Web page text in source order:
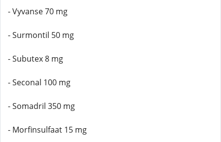
- Vyvanse 70 mg
- Surmontil 50 mg
- Subutex 8 mg
- Seconal 100 mg
- Somadril 350 mg
- Morfinsulfaat 15 mg